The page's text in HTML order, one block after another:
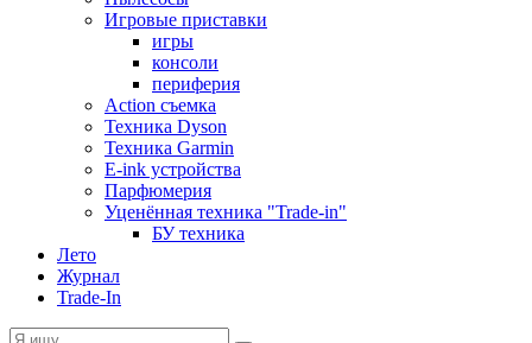
Игровые приставки
игры
консоли
периферия
Action съемка
Техника Dyson
Техника Garmin
E-ink устройства
Парфюмерия
Уценённая техника "Trade-in"
БУ техника
Лето
Журнал
Trade-In